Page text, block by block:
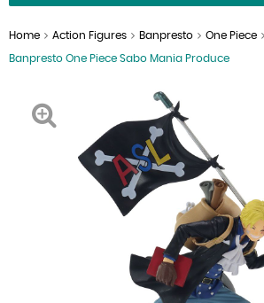
Home Action Figures Banpresto One Piece
Banpresto One Piece Sabo Mania Produce